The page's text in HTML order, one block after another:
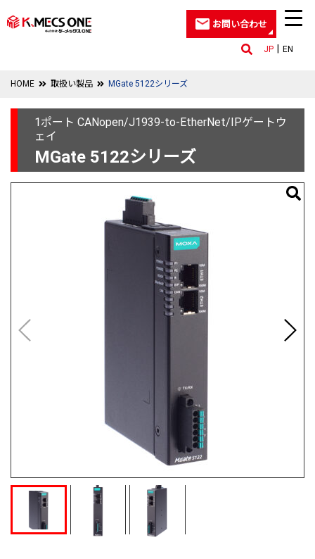
JP EN
お問い合わせ
HOME 取扱い製品 MGate 5122シリーズ
1ポート CANopen/J1939-to-EtherNet/IPゲートウ
ェイ
MGate 5122シリーズ